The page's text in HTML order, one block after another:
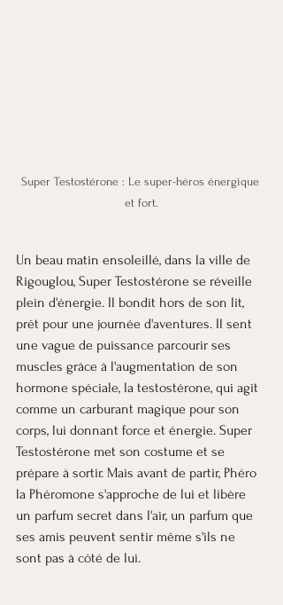
Super Testostérone : Le super-héros énergique
et fort.
Un beau matin ensoleillé, dans la ville de
Rigouglou, Super Testostérone se réveille
plein d'énergie. Il bondit hors de son lit,
prêt pour une journée d'aventures. Il sent
une vague de puissance parcourir ses
muscles grâce à l'augmentation de son
hormone spéciale, la testostérone, qui agit
comme un carburant magique pour son
corps, lui donnant force et énergie. Super
Testostérone met son costume et se
prépare à sortir. Mais avant de partir, Phéro
la Phéromone s'approche de lui et libère
un parfum secret dans l'air, un parfum que
ses amis peuvent sentir même s'ils ne
sont pas à côté de lui.